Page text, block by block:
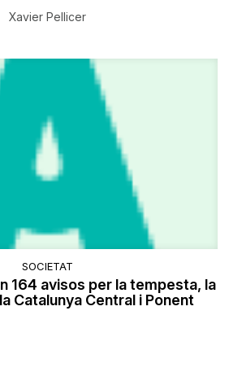
Xavier Pellicer
SOCIETAT
164 avisos per la tempesta, la
Catalunya Central i Ponent